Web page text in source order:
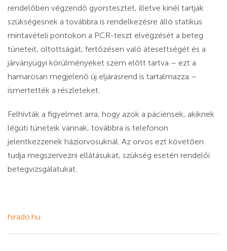
rendelőben végzendő gyorstesztet, illetve kinél tartják
szükségesnek a továbbra is rendelkezésre álló statikus
mintavételi pontokon a PCR-teszt elvégzését a beteg
tüneteit, oltottságát, fertőzésen való átesettségét és a
járványügyi körülményeket szem előtt tartva – ezt a
hamarosan megjelenő új eljárásrend is tartalmazza –
ismertették a részleteket.
Felhívták a figyelmet arra, hogy azok a páciensek, akiknek
légúti tüneteik vannak, továbbra is telefonon
jelentkezzenek háziorvosuknál. Az orvos ezt követően
tudja megszervezni ellátásukat, szükség esetén rendelői
betegvizsgálatukat.
hirado.hu